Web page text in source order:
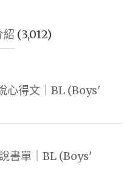
紹 (3,012)
心得文｜BL (Boys'
書單｜BL (Boys'